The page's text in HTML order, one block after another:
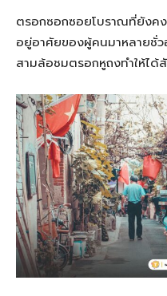
ตรอกซอกซอยโบราณที่ยังค
อยู่อาศัยของผู้คนมาหลายชั่ว
สามล้อชมตรอกหูถงทำให้ไ